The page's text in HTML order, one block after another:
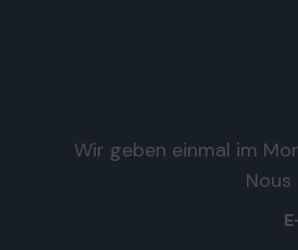
Wir geben einmal im